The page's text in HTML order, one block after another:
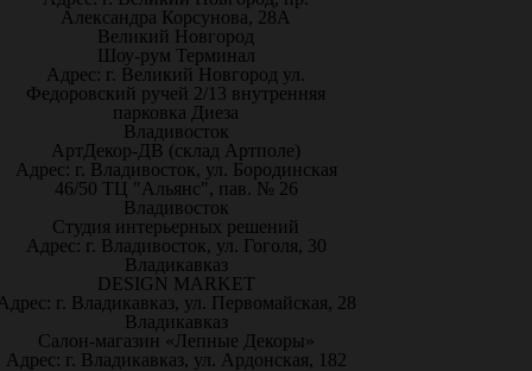
Александра Корсунова, 28А
Великий Новгород
Шоу-рум Терминал
Адрес: г. Великий Новгород ул.
Федоровский ручей 2/13 внутренняя
парковка Диеза
Владивосток
АртДекор-ДВ (склад Артполе)
Адрес: г. Владивосток, ул. Бородинская
46/50 ТЦ "Альянс", пав. № 26
Владивосток
Студия интерьерных решений
Адрес: г. Владивосток, ул. Гоголя, 30
Владикавказ
DESIGN MARKET
г. Владикавказ, ул. Первомайская, 28
Владикавказ
Салон-магазин «Лепные Декоры»
Адрес: г. Владикавказ, ул. Ардонская, 182